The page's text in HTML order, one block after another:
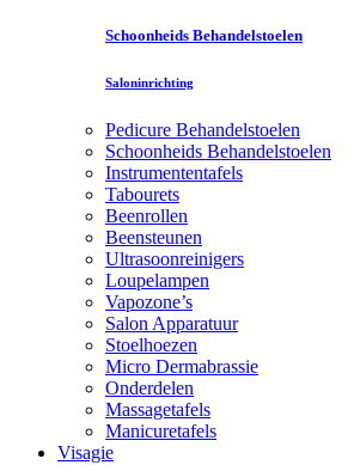
Schoonheids Behandelstoelen
Saloninrichting
Pedicure Behandelstoelen
Schoonheids Behandelstoelen
Instrumententafels
Tabourets
Beenrollen
Beensteunen
Ultrasoonreinigers
Loupelampen
Vapozone’s
Salon Apparatuur
Stoelhoezen
Micro Dermabrassie
Onderdelen
Massagetafels
Manicuretafels
Visagie